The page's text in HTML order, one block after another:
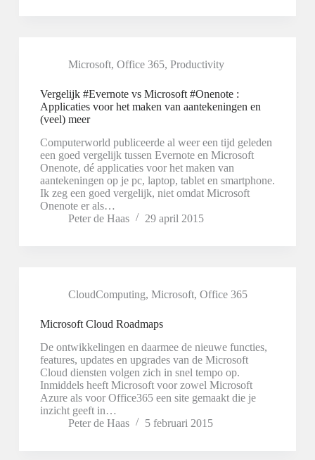
Microsoft, Office 365, Productivity
Vergelijk #Evernote vs Microsoft #Onenote :
Applicaties voor het maken van aantekeningen en
(veel) meer
Computerworld publiceerde al weer een tijd geleden
een goed vergelijk tussen Evernote en Microsoft
Onenote, dé applicaties voor het maken van
aantekeningen op je pc, laptop, tablet en smartphone.
Ik zeg een goed vergelijk, niet omdat Microsoft
Onenote er als…
Peter de Haas
29 april 2015
CloudComputing, Microsoft, Office 365
Microsoft Cloud Roadmaps
De ontwikkelingen en daarmee de nieuwe functies,
features, updates en upgrades van de Microsoft
Cloud diensten volgen zich in snel tempo op.
Inmiddels heeft Microsoft voor zowel Microsoft
Azure als voor Office365 een site gemaakt die je
inzicht geeft in…
Peter de Haas
5 februari 2015